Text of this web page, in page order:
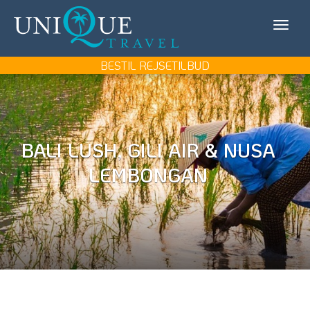
KONTAKT OS
MIN REJSE/LOG IN
Travel
BESTIL REJSETILBUD
REJSEMÅL
REJSETYPER
UDFLUGTER
UNIQUE TRAVEL
BOOK REJSEMØDE
BALI LUSH, GILI AIR & NUSA
LEMBONGAN